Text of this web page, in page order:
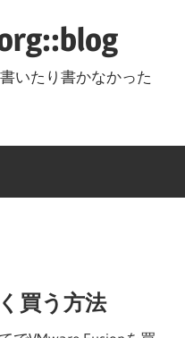
いたり書かなかった
買う方法